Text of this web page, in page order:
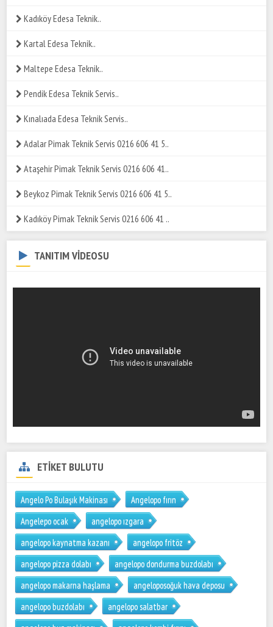
Kadıköy Edesa Teknik..
Kartal Edesa Teknik..
Maltepe Edesa Teknik..
Pendik Edesa Teknik Servis..
Kınalıada Edesa Teknik Servis..
Adalar Pimak Teknik Servis 0216 606 41 5..
Ataşehir Pimak Teknik Servis 0216 606 41..
Beykoz Pimak Teknik Servis 0216 606 41 5..
Kadıköy Pimak Teknik Servis 0216 606 41 ..
TANITIM VİDEOSU
ETİKET BULUTU
Angelo Po Bulaşık Makinası
Angelopo fırın
Angelepo ocak
angelopo ızgara
angelopo kaynatma kazanı
angelopo fritöz
angelopo pizza dolabı
angelopo dondurma buzdolabı
angelopo makarna haşlama
angeloposoğuk hava deposu
angelopo buzdolabı
angelopo salatbar